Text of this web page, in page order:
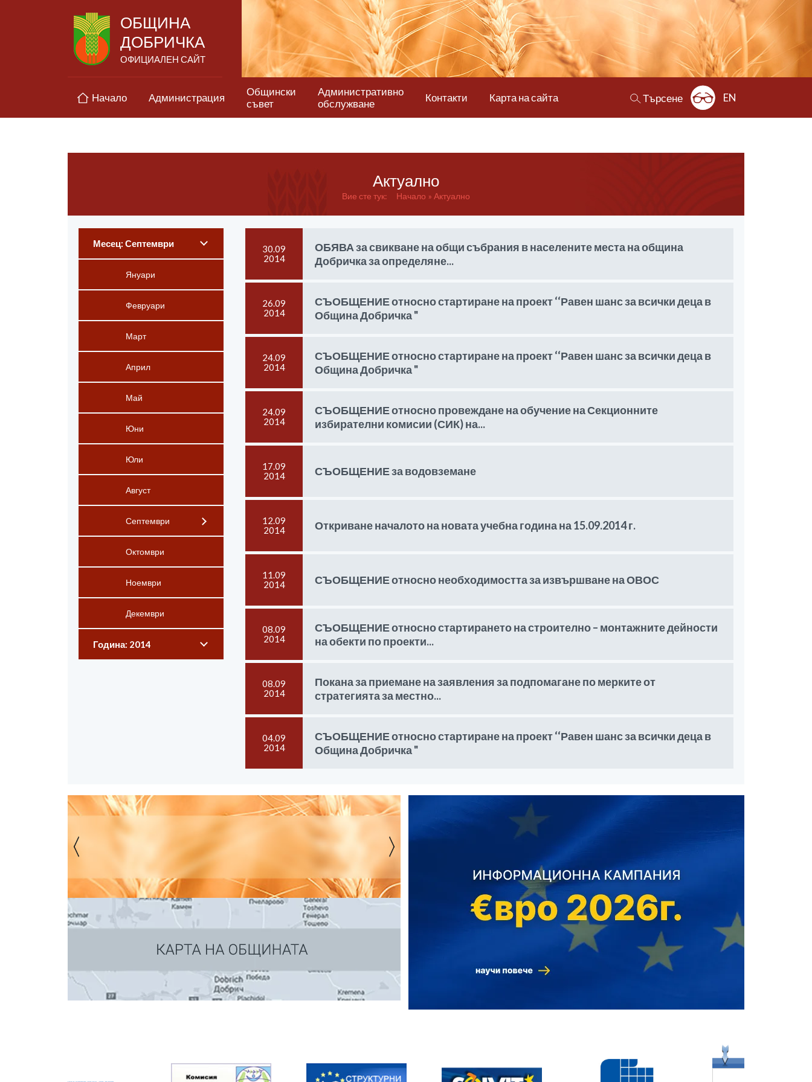
ОБЩИНА
ДОБРИЧКА
ОФИЦИАЛЕН САЙТ
Начало Администрация
Общински
съвет
Административно
обслужване
Контакти Карта на сайта Търсене EN
Актуално
Вие сте тук: Начало Актуално
Месец: Септември
Януари
Февруари
Март
Април
Май
Юни
Юли
Август
Септември
Октомври
Ноември
Декември
Година: 2014
30.09
2014
ОБЯВА за свикване на общи събрания в населените места на община
Добричка за определяне...
26.09
2014
СЪОБЩЕНИЕ относно стартиране на проект ‘‘Равен шанс за всички деца в
Община Добричка "
24.09
2014
СЪОБЩЕНИЕ относно стартиране на проект ‘‘Равен шанс за всички деца в
Община Добричка "
24.09
2014
СЪОБЩЕНИЕ относно провеждане на обучение на Секционните
избирателни комисии (СИК) на...
17.09
2014
СЪОБЩЕНИЕ за водовземане
12.09
2014
Откриване началото на новата учебна година на 15.09.2014 г.
11.09
2014
СЪОБЩЕНИЕ относно необходимостта за извършване на ОВОС
08.09
2014
СЪОБЩЕНИЕ относно стартирането на строително – монтажните дейности
на обекти по проекти...
08.09
2014
Покана за приемане на заявления за подпомагане по мерките от
стратегията за местно...
04.09
2014
СЪОБЩЕНИЕ относно стартиране на проект ‘‘Равен шанс за всички деца в
Община Добричка "